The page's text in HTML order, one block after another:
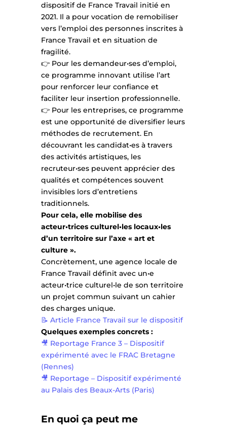
dispositif de France Travail initié en
2021. Il a pour vocation de remobiliser
vers l’emploi des personnes inscrites à
France Travail et en situation de
fragilité.
👉 Pour les demandeur•ses d’emploi,
ce programme innovant utilise l’art
pour renforcer leur confiance et
faciliter leur insertion professionnelle.
👉 Pour les entreprises, ce programme
est une opportunité de diversifier leurs
méthodes de recrutement. En
découvrant les candidat•es à travers
des activités artistiques, les
recruteur•ses peuvent apprécier des
qualités et compétences souvent
invisibles lors d’entretiens
traditionnels.
Pour cela, elle mobilise des
acteur•trices culturel•les locaux•les
d’un territoire sur l’axe « art et
culture ».
Concrètement, une agence locale de
France Travail définit avec un•e
acteur•trice culturel•le de son territoire
un projet commun suivant un cahier
des charges unique.
📝 Article France Travail sur le dispositif
Quelques exemples concrets :
🎥 Reportage France 3 – Dispositif
expérimenté avec le FRAC Bretagne
(Rennes)
🎥 Reportage – Dispositif expérimenté
au Palais des Beaux-Arts (Paris)
En quoi ça peut me